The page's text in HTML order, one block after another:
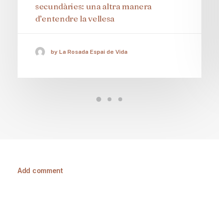
secundàries: una altra manera
d’entendre la vellesa
by La Rosada Espai de Vida
Add comment